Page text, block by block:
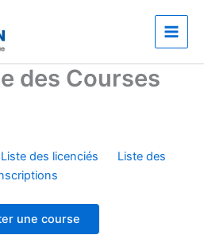
Main
des Courses
Liste des licenciés
Liste des